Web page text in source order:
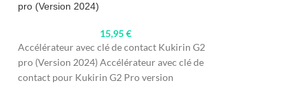
pro (Version 2024)
15,95€
Accélérateur avec clé de contact Kukirin G2
pro (Version 2024) Accélérateur avec clé de
contact pour Kukirin G2 Pro version